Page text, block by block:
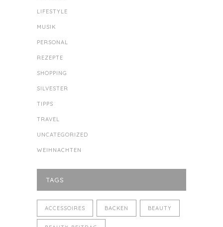
LIFESTYLE
MUSIK
PERSONAL
REZEPTE
SHOPPING
SILVESTER
TIPPS
TRAVEL
UNCATEGORIZED
WEIHNACHTEN
TAGS
ACCESSOIRES BACKEN BEAUTY